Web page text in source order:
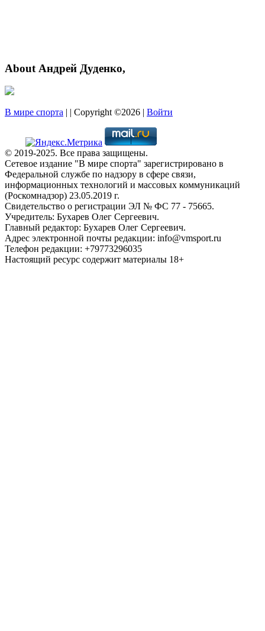
About Андрей Дуденко,
В мире спорта | | Copyright ©2026 | Войти
© 2019-2025. Все права защищены.
Сетевое издание "В мире спорта" зарегистрировано в
Федеральной службе по надзору в сфере связи,
информационных технологий и массовых коммуникаций
(Роскомнадзор) 23.05.2019 г.
Свидетельство о регистрации ЭЛ № ФС 77 - 75665.
Учредитель: Бухарев Олег Сергеевич.
Главный редактор: Бухарев Олег Сергеевич.
Адрес электронной почты редакции: info@vmsport.ru
Телефон редакции: +79773296035
Настоящий ресурс содержит материалы 18+